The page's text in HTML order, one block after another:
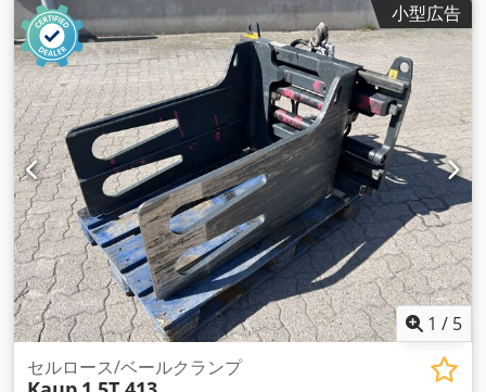
小型広告
1 / 5
セルロース/ベールクランプ